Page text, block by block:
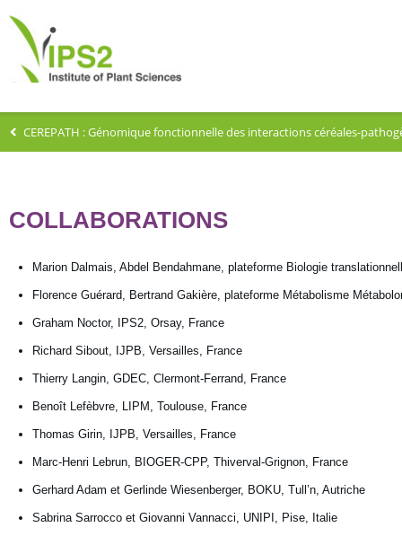
CEREPATH : Génomique fonctionnelle des interactions céréales-
COLLABORATIONS
Marion Dalmais, Abdel Bendahmane, plateforme Biologie
Florence Guérard, Bertrand Gakière, plateforme Métabolisme
Graham Noctor, IPS2, Orsay, France
Richard Sibout, IJPB, Versailles, France
Thierry Langin, GDEC, Clermont-Ferrand, France
Benoît Lefèbvre, LIPM, Toulouse, France
Thomas Girin, IJPB, Versailles, France
Marc-Henri Lebrun, BIOGER-CPP, Thiverval-Grignon, France
Gerhard Adam et Gerlinde Wiesenberger, BOKU, Tull’n, Autriche
Sabrina Sarrocco et Giovanni Vannacci, UNIPI, Pise, Italie